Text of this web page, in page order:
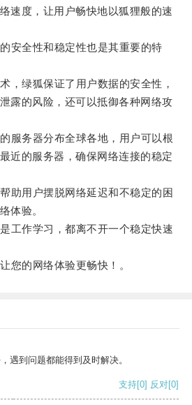
速度，让用户畅快地以狐狸般的速
全性和稳定性也是其重要的特
绿狐保证了用户数据的安全性，
露的风险，还可以抵御各种网络攻
务器分布全球各地，用户可以根
近的服务器，确保网络连接的稳定
用户摆脱网络延迟和不稳定的困
体验。
作学习，都离不开一个稳定快速
的网络体验更畅快！。
遇到问题都能得到及时解决。
支持[0] 反对[0]